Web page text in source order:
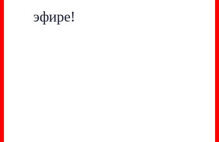
эфире!